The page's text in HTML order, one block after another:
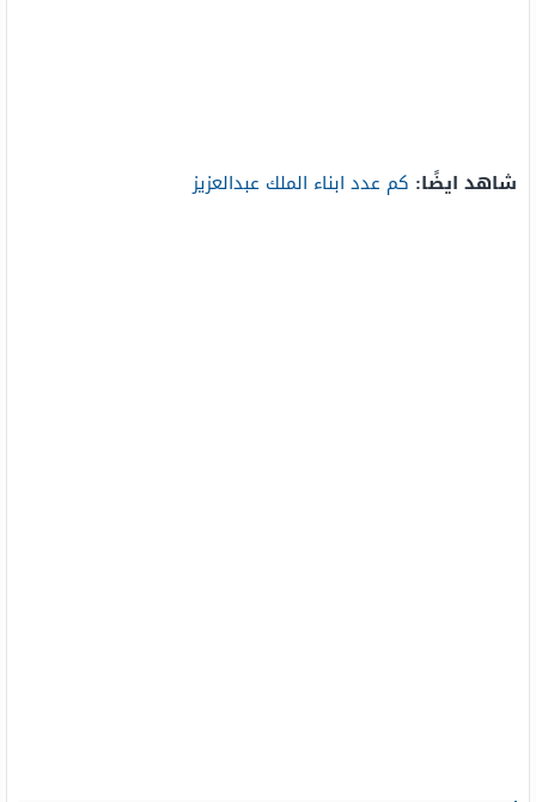
شاهد ايضًا: كم عدد ابناء الملك عبدالعزيز